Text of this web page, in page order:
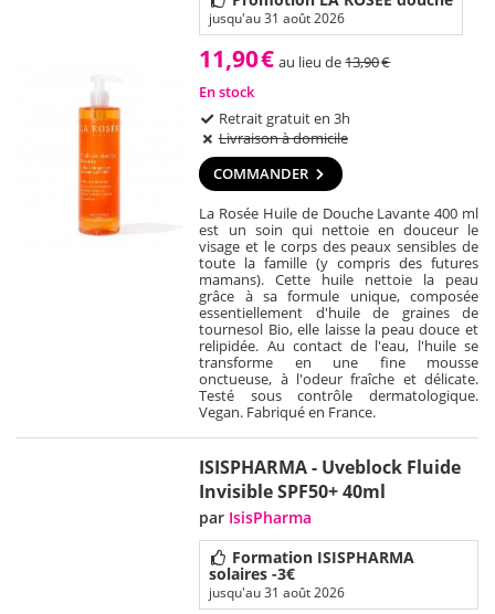
jusqu'au 31 août 2026
11,90€ au lieu de13,90€
En stock
Retrait gratuit en 3h
Livraison à domicile
COMMANDER
La Rosée Huile de Douche Lavante 400 ml
est un soin qui nettoie en douceur le
visage et le corps des peaux sensibles de
toute la famille (y compris des futures
mamans). Cette huile nettoie la peau
grâce à sa formule unique, composée
essentiellement d'huile de graines de
tournesol Bio, elle laisse la peau douce et
relipidée. Au contact de l'eau, l'huile se
transforme en une fine mousse
onctueuse, à l'odeur fraîche et délicate.
Testé sous contrôle dermatologique.
Vegan. Fabriqué en France.
ISISPHARMA - Uveblock Fluide
Invisible SPF50+ 40ml
par IsisPharma
Formation ISISPHARMA
solaires -3€
jusqu'au 31 août 2026